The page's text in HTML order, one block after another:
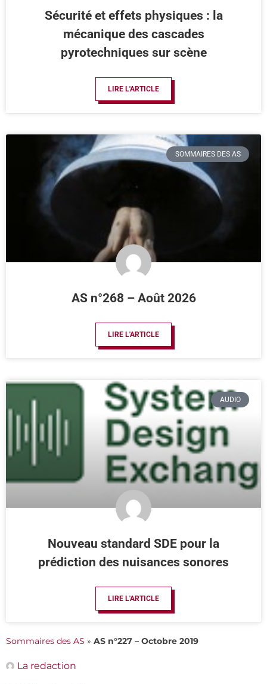
Sécurité et effets physiques : la
mécanique des cascades
pyrotechniques sur scène
LIRE L'ARTICLE
SOMMAIRES DES AS
AS n°268 – Août 2026
LIRE L'ARTICLE
AUDIO
Nouveau standard SDE pour la
prédiction des nuisances sonores
LIRE L'ARTICLE
Sommaires des AS » AS n°227 – Octobre 2019
La redaction